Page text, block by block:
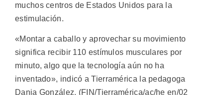
muchos centros de Estados Unidos para la
estimulación.
«Montar a caballo y aprovechar su movimiento
significa recibir 110 estímulos musculares por
minuto, algo que la tecnología aún no ha
inventado», indicó a Tierramérica la pedagoga
Dania González. (FIN/Tierramérica/ac/he en/02